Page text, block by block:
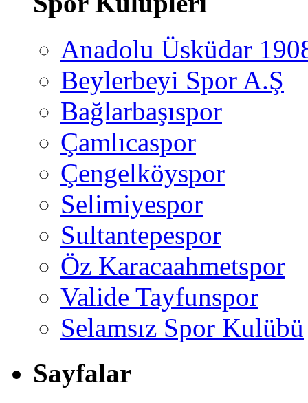
Anadolu Üsküdar
Beylerbeyi Spor A.Ş
Bağlarbaşıspor
Çamlıcaspor
Çengelköyspor
Selimiyespor
Sultantepespor
Öz Karacaahmetspor
Valide Tayfunspor
Selamsız Spor Kulübü
Sayfalar